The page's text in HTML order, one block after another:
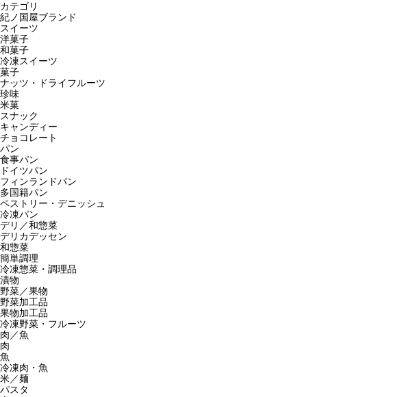
カテゴリ
紀ノ国屋ブランド
スイーツ
洋菓子
和菓子
冷凍スイーツ
菓子
ナッツ・ドライフルーツ
珍味
米菓
スナック
キャンディー
チョコレート
パン
食事パン
ドイツパン
フィンランドパン
多国籍パン
ペストリー・デニッシュ
冷凍パン
デリ／和惣菜
デリカデッセン
和惣菜
簡単調理
冷凍惣菜・調理品
漬物
野菜／果物
野菜加工品
果物加工品
冷凍野菜・フルーツ
肉／魚
肉
魚
冷凍肉・魚
米／麺
パスタ